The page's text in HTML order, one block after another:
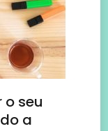
o seu
a